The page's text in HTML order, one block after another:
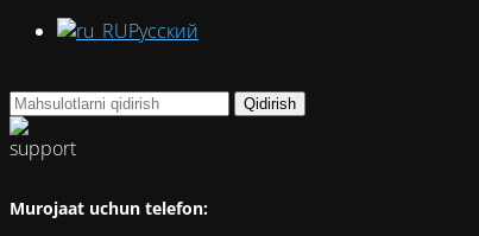
Русский
Qidirish
Murojaat uchun telefon: